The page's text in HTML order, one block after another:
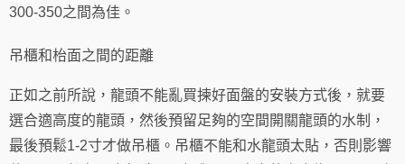
300-350之間為佳。
吊櫃和枱面之間的距離
正如之前所說，龍頭不能亂買揀好面盤的安裝方式後，就要
選合適高度的龍頭，然後預留足夠的空間開關龍頭的水制，
最後預鬆1-2寸才做吊櫃。吊櫃不能和水龍頭太貼，否則影響